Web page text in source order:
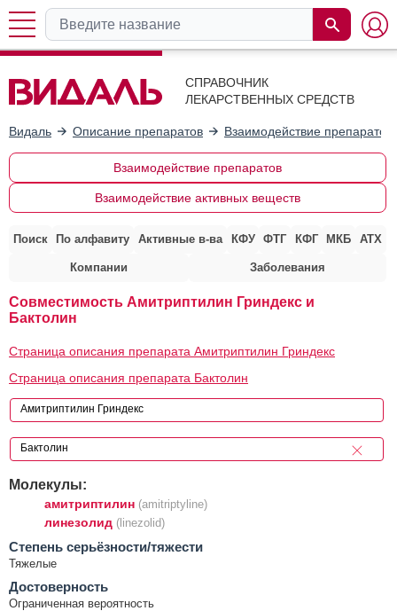
СПРАВОЧНИК
ЛЕКАРСТВЕННЫХ СРЕДСТВ
Видаль Описание препаратов Взаимодействие препаратов
Взаимодействие препаратов
Взаимодействие активных веществ
Поиск По алфавиту Активные в-ва КФУ ФТГ КФГ МКБ АТХ
Компании Заболевания
Совместимость Амитриптилин Гриндекс и
Бактолин
Страница описания препарата Амитриптилин Гриндекс
Страница описания препарата Бактолин
Молекулы:
амитриптилин (amitriptyline)
линезолид (linezolid)
Cтепень серьёзности/тяжести
Тяжелые
Достоверность
Ограниченная вероятность